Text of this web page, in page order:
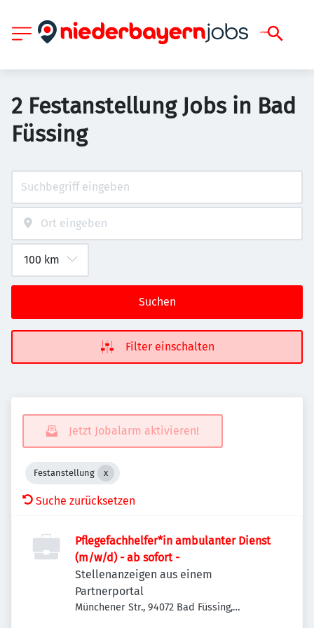
2 Festanstellung Jobs in Bad
Füssing
Suchen
Filter einschalten
Jetzt Jobalarm aktivieren!
Festanstellung
Suche zurücksetzen
Pflegefachhelfer*in ambulanter Dienst
(m/w/d) - ab sofort -
Stellenanzeigen aus einem
Partnerportal
Münchener Str., 94072 Bad Füssing,